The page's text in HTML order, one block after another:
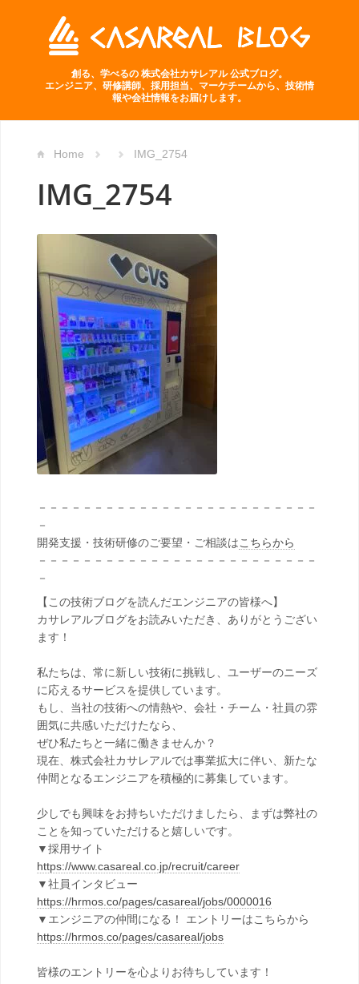
創る、学べるの 株式会社カサレアル 公式ブログ。
エンジニア、研修講師、採用担当、マーケチームから、技術情
報や会社情報をお届けします。
Home IMG_2754
IMG_2754
－－－－－－－－－－－－－－－－－－－－－－－－－
－
開発支援・技術研修のご要望・ご相談はこちらから
－－－－－－－－－－－－－－－－－－－－－－－－－
－
【この技術ブログを読んだエンジニアの皆様へ】
カサレアルブログをお読みいただき、ありがとうござい
ます！
私たちは、常に新しい技術に挑戦し、ユーザーのニーズ
に応えるサービスを提供しています。
もし、当社の技術への情熱や、会社・チーム・社員の雰
囲気に共感いただけたなら、
ぜひ私たちと一緒に働きませんか？
現在、株式会社カサレアルでは事業拡大に伴い、新たな
仲間となるエンジニアを積極的に募集しています。
少しでも興味をお持ちいただけましたら、まずは弊社の
ことを知っていただけると嬉しいです。
▼採用サイト
https://www.casareal.co.jp/recruit/career
▼社員インタビュー
https://hrmos.co/pages/casareal/jobs/0000016
▼エンジニアの仲間になる！ エントリーはこちらから
https://hrmos.co/pages/casareal/jobs
皆様のエントリーを心よりお待ちしています！